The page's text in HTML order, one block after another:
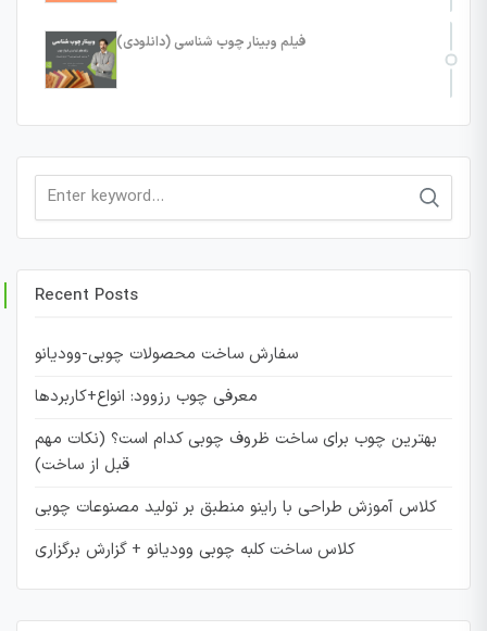
فیلم وبینار چوب شناسی (دانلودی)
Search
Recent Posts
سفارش ساخت محصولات چوبی-وودیانو
معرفی چوب رزوود: انواع+کاربردها
بهترین چوب برای ساخت ظروف چوبی کدام است؟ (نکات مهم
قبل از ساخت)
کلاس آموزش طراحی با راینو منطبق بر تولید مصنوعات چوبی
کلاس ساخت کلبه چوبی وودیانو + گزارش برگزاری